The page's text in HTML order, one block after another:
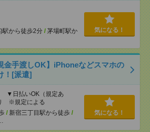
駅から徒歩2分 / 茅場町駅か
気になる！
金手渡しOK】iPhoneなどスマホの
！[派遣]
▼日払いOK（規定あ
※規定による
/ 新宿三丁目駅から徒歩 /
気になる！